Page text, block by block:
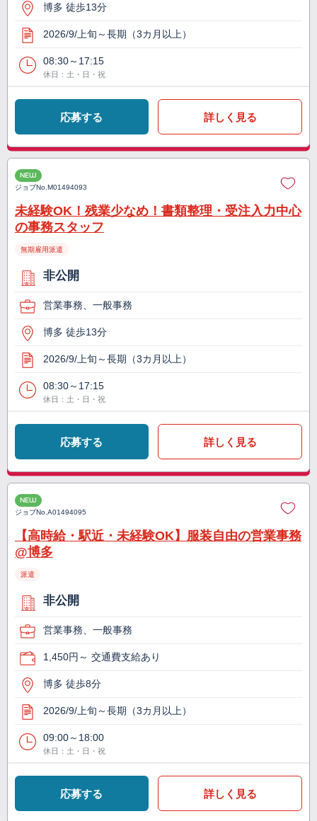
博多 徒歩13分
2026/9/上旬～長期（3カ月以上）
08:30～17:15
休日：土・日・祝
応募する 詳しく見る
NEW
ジョブNo.M01494093
未経験OK！残業少なめ！書類整理・受注入力中心
の事務スタッフ
無期雇用派遣
非公開
営業事務、一般事務
博多 徒歩13分
2026/9/上旬～長期（3カ月以上）
08:30～17:15
休日：土・日・祝
応募する 詳しく見る
NEW
ジョブNo.A01494095
【高時給・駅近・未経験OK】服装自由の営業事務
@博多
派遣
非公開
営業事務、一般事務
1,450円～ 交通費支給あり
博多 徒歩8分
2026/9/上旬～長期（3カ月以上）
09:00～18:00
休日：土・日・祝
応募する 詳しく見る